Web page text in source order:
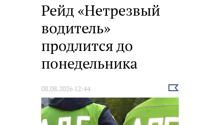
Рейд «Нетрезвый
водитель»
продлится до
понедельника
08.08.2026 12:44
Выбрать
новость